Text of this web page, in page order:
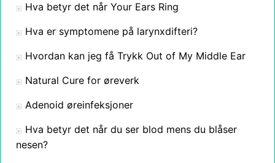
Hva betyr det når Your Ears Ring
Hva er symptomene på larynxdifteri?
Hvordan kan jeg få Trykk Out of My Middle Ear
Natural Cure for øreverk
Adenoid øreinfeksjoner
Hva betyr det når du ser blod mens du blåser
nesen?